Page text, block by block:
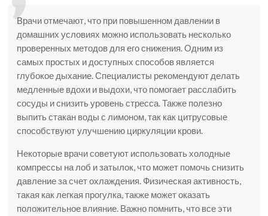
Врачи отмечают, что при повышенном давлении в
домашних условиях можно использовать несколько
проверенных методов для его снижения. Одним из
самых простых и доступных способов является
глубокое дыхание. Специалисты рекомендуют делать
медленные вдохи и выдохи, что помогает расслабить
сосуды и снизить уровень стресса. Также полезно
выпить стакан воды с лимоном, так как цитрусовые
способствуют улучшению циркуляции крови.
Некоторые врачи советуют использовать холодные
компрессы на лоб и затылок, что может помочь снизить
давление за счет охлаждения. Физическая активность,
такая как легкая прогулка, также может оказать
положительное влияние. Важно помнить, что все эти